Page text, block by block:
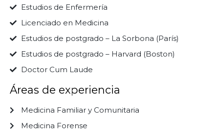
Estudios de Enfermería
Licenciado en Medicina
Estudios de postgrado – La Sorbona (París)
Estudios de postgrado – Harvard (Boston)
Doctor Cum Laude
Áreas de experiencia
Medicina Familiar y Comunitaria
Medicina Forense